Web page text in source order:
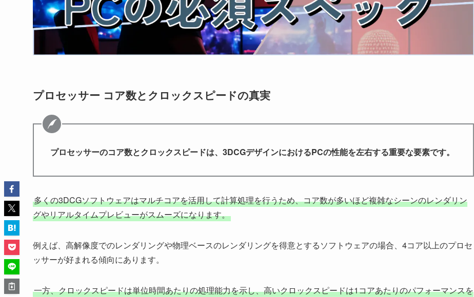
プロセッサー コア数とクロックスピードの真実
プロセッサーのコア数とクロックスピードは、3DCGデザインにおけるPCの性能を左右する重要な要素です。
多くの3DCGソフトウェアはマルチコアを活用して計算処理を行うため、コア数が多いほど複雑なシーンのレンダリン
グやリアルタイムプレビューがスムーズになります。
例えば、高解像度でのレンダリングや物理ベースのレンダリングを得意とするソフトウェアの場合、4コア以上のプロセ
ッサーが好まれる傾向にあります。
一方、クロックスピードは単位時間あたりの処理能力を示し、高いクロックスピードは1コアあたりのパフォーマンスを